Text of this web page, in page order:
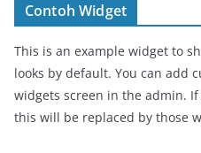
Contoh Widget
This is an example widget to
looks by default. You can add
widgets screen in the admin.
this will be replaced by those